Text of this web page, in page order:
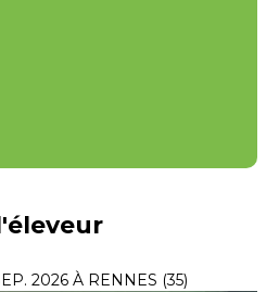
2026 À RENNES (35)